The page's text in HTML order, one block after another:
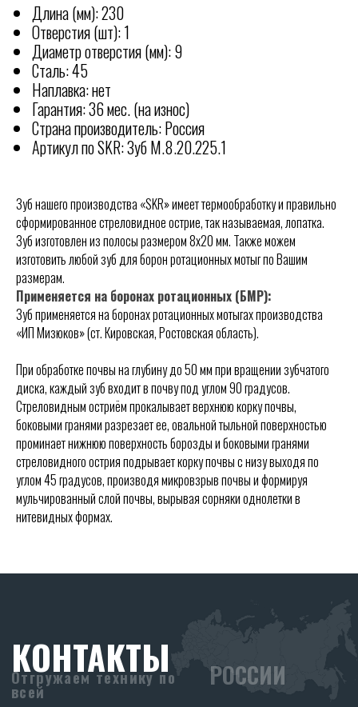
Длина (мм): 230
Отверстия (шт): 1
Диаметр отверстия (мм): 9
Сталь: 45
Наплавка: нет
Гарантия: 36 мес. (на износ)
Страна производитель: Россия
Артикул по SKR: Зуб М.8.20.225.1
Зуб нашего производства «SKR» имеет термообработку и правильно
сформированное стреловидное острие, так называемая, лопатка.
Зуб изготовлен из полосы размером 8х20 мм. Также можем
изготовить любой зуб для борон ротационных мотыг по Вашим
размерам.
Применяется на боронах ротационных (БМР):
Зуб применяется на боронах ротационных мотыгах производства
«ИП Мизюков» (ст. Кировская, Ростовская область).
При обработке почвы на глубину до 50 мм при вращении зубчатого
диска, каждый зуб входит в почву под углом 90 градусов.
Стреловидным остриём прокалывает верхнюю корку почвы,
боковыми гранями разрезает ее, овальной тыльной поверхностью
проминает нижнюю поверхность борозды и боковыми гранями
стреловидного острия подрывает корку почвы с низу выходя по
углом 45 градусов, производя микровзрыв почвы и формируя
мульчированный слой почвы, вырывая сорняки однолетки в
нитевидных формах.
Отгружаем технику по
всей
РОССИИ
ОСТАВИТЬ ЗАЯВКУ
ООО "АГРАРИУМ ТЕХНИКА"
344005: Ростовская область,
Ростов-на-Дону, ул. Береговая 8
8 (938) 165-22-44
8 (906) 454-66-75
КОНТАКТЫ
skr-borony@yandex.ru
Режим работы:
Ежедневно с 08:30 до 17:30
РЕКВИЗИТЫ